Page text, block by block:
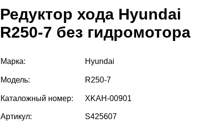
Редуктор хода Hyundai
R250-7 без гидромотора
Марка: Hyundai
Модель: R250-7
Каталожный номер: XKAH-00901
Артикул:
S425607